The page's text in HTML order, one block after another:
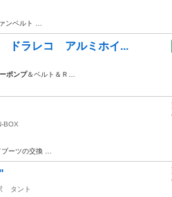
ンベルト …
ドラレコ アルミホイ...
ポンプ＆ベルト＆Ｒ…
BOX
ーツの交換 …
タント